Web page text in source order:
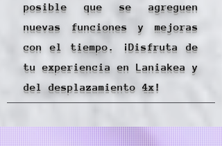
posible que se agreguen
nuevas funciones y mejoras
con el tiempo. ¡Disfruta de
tu experiencia en Laniakea y
del desplazamiento 4x!